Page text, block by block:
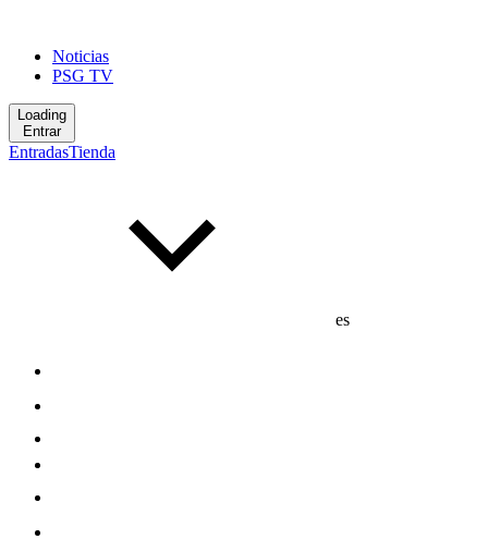
Noticias
PSG TV
Loading
Entrar
EntradasTienda
es